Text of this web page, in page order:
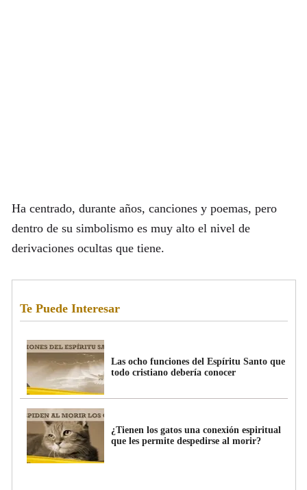
Ha centrado, durante años, canciones y poemas, pero
dentro de su simbolismo es muy alto el nivel de
derivaciones ocultas que tiene.
Te Puede Interesar
Las ocho funciones del Espíritu Santo que
todo cristiano debería conocer
¿Tienen los gatos una conexión espiritual
que les permite despedirse al morir?